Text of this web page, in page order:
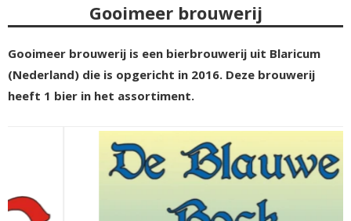
Gooimeer brouwerij
Gooimeer brouwerij is een bierbrouwerij uit Blaricum
(Nederland) die is opgericht in 2016. Deze brouwerij
heeft 1 bier in het assortiment.